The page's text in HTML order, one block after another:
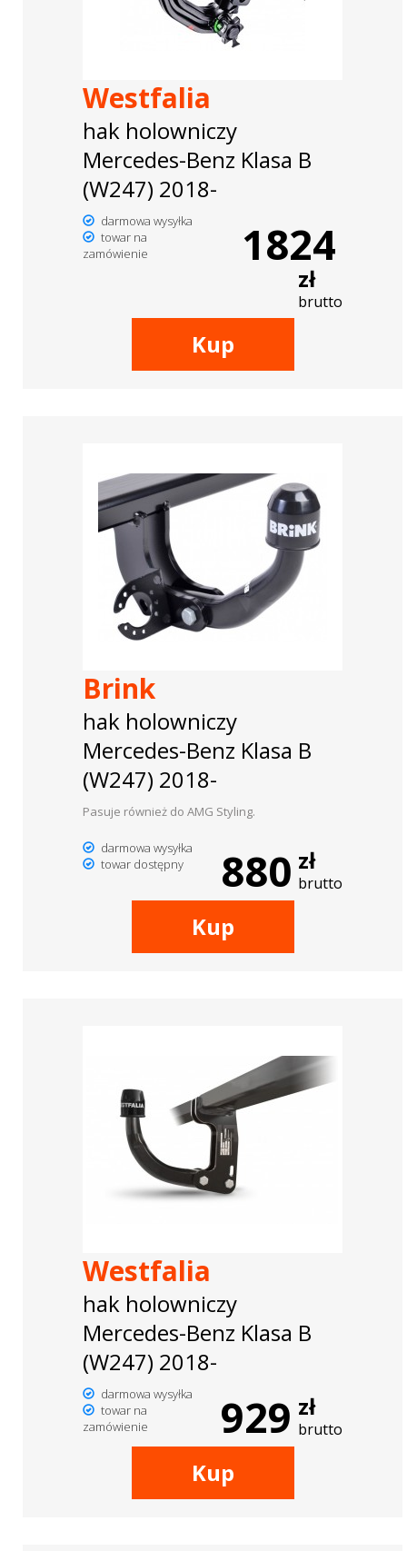
Westfalia
hak holowniczy
Mercedes-Benz Klasa B
(W247) 2018-
darmowa wysyłka
towar na
zamówienie
1824
zł
brutto
Kup
Brink
hak holowniczy
Mercedes-Benz Klasa B
(W247) 2018-
Pasuje również do AMG Styling.
darmowa wysyłka
towar dostępny
880 zł
brutto
Kup
Westfalia
hak holowniczy
Mercedes-Benz Klasa B
(W247) 2018-
darmowa wysyłka
towar na
zamówienie
929 zł
brutto
Kup